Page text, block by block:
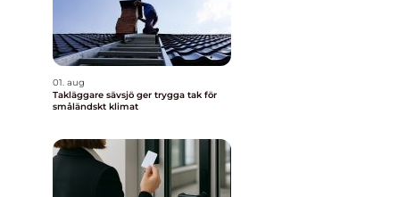
01. aug
Takläggare sävsjö ger trygga tak för
småländskt klimat